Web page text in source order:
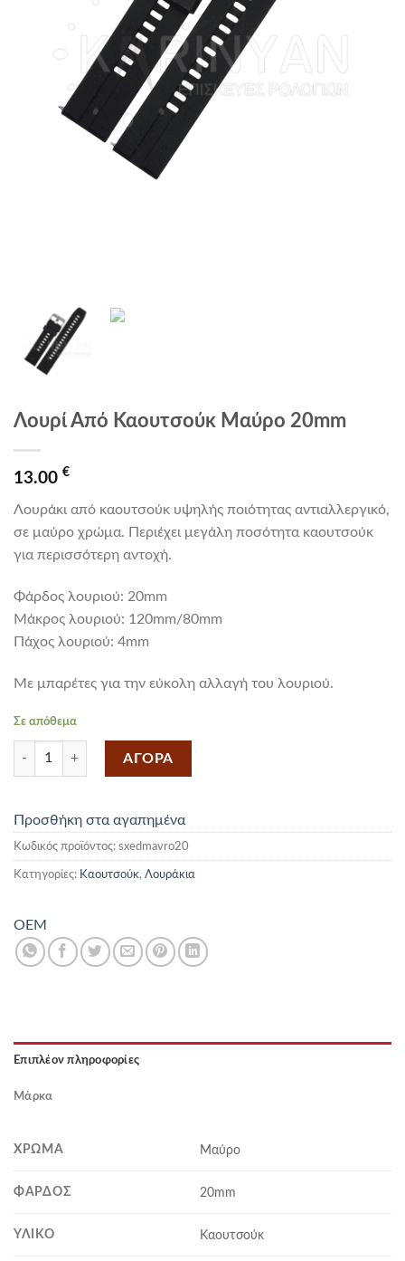
Λουρί Από Καουτσούκ Μαύρο 20mm
13.00 €
Λουράκι από καουτσούκ υψηλής ποιότητας αντιαλλεργικό,
σε μαύρο χρώμα. Περιέχει μεγάλη ποσότητα καουτσούκ
για περισσότερη αντοχή.
Φάρδος λουριού: 20mm
Mάκρος λουριού: 120mm/80mm
Πάχος λουριού: 4mm
Με μπαρέτες για την εύκολη αλλαγή του λουριού.
Σε απόθεμα
Λουρί Από Καουτσούκ Μαύρο 20mm ποσότητα
ΑΓΟΡΑ
Προσθήκη στα αγαπημένα
Κωδικός προϊόντος: sxedmavro20
Κατηγορίες: Καουτσούκ, Λουράκια
OEM
Επιπλέον πληροφορίες
Μάρκα
ΧΡΏΜΑ Μαύρο
ΦΆΡΔΟΣ 20mm
ΥΛΙΚΌ Καουτσούκ